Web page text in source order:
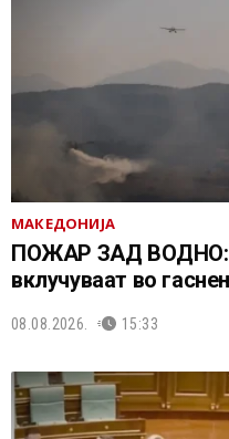
МАКЕДОНИЈА
ПОЖАР ЗАД ВОДНО:
вклучуваат во
08.08.2026. 15:33